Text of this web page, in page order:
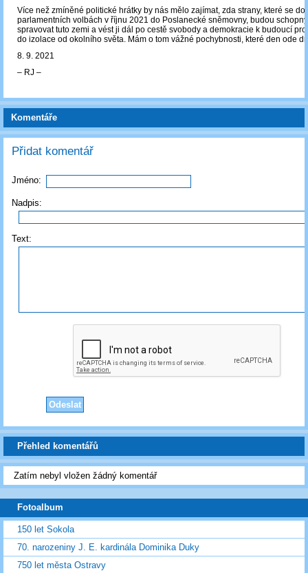
Více než zmíněné politické hrátky by nás mělo zajímat, zda strany, které se
parlamentních volbách v říjnu 2021 do Poslanecké sněmovny, budou
spravovat tuto zemi a vést ji dál po cestě svobody a demokracie k budoucí
do izolace od okolního světa. Mám o tom vážné pochybnosti, které den ode
8. 9. 2021
‒ RJ ‒
Komentáře
Přidat komentář
Jméno:
Nadpis:
Text:
Přehled komentářů
Zatím nebyl vložen žádný komentář
Fotoalbum
150 let Sokola
70. narozeniny J. E. kardinála Dominika Duky
750 let města Ostravy